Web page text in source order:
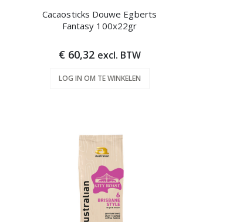
Cacaosticks Douwe Egberts
Fantasy 100x22gr
€ 60,32 excl. BTW
LOG IN OM TE WINKELEN